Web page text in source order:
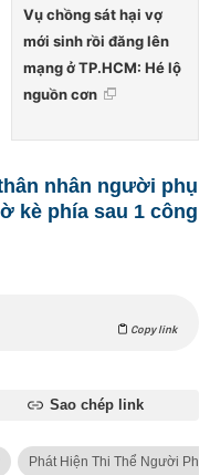
Vụ chồng sát hại vợ
mới sinh rồi đăng lên
mạng ở TP.HCM: Hé lộ
nguồn cơn
nhân người phụ
kè phía sau 1 công
Copy link
Sao chép link
Phát Hiện Thi Thể Người